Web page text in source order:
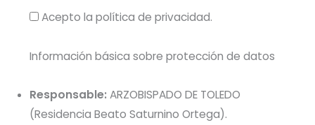
Acepto la política de privacidad.
Información básica sobre protección de datos
Responsable: ARZOBISPADO DE TOLEDO
(Residencia Beato Saturnino Ortega).